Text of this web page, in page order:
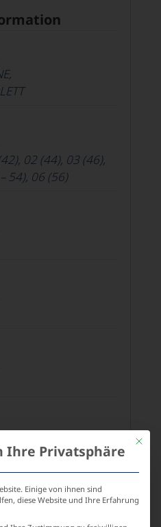
,
, 02 (44), 03 (46),
54), 06 (56)
Polyacryl
Mit
Ihre Privatsphäre
Einige von ihnen sind
diese Website und Ihre Erfahrung